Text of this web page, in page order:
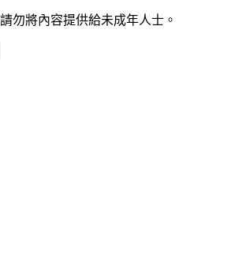
勿將內容提供給未成年人士。